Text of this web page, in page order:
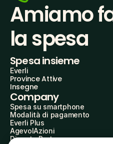
Amiamo
la spesa
Spesa insieme
Everli
Province Attive
Insegne
Company
Spesa su smartphone
Modalità di pagamento
Everli Plus
AgevolAzioni
Diventa Partner